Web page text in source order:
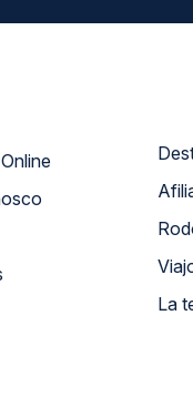
Atendimento Online